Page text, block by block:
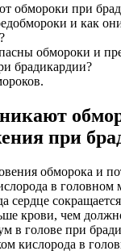
обмороки при
и как
обмороки и
брадикардии?
при
обморока и
в головном
сердце
крови, чем
в голове при
кислорода в